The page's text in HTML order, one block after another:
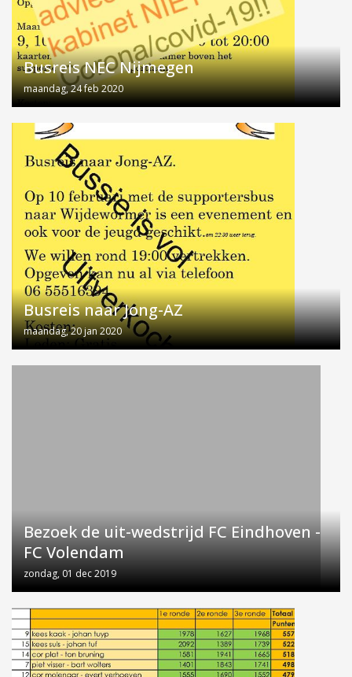
Busreis NEC Nijmegen
maandag, 24 feb 2020
Busreis naar Jong-AZ
maandag, 20 jan 2020
Bezoek de uit-wedstrijd FC Eindhoven -
FC Volendam
zondag, 01 dec 2019